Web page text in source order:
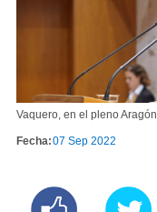
Vaquero, en el pleno Aragón
Fecha:07 Sep 2022